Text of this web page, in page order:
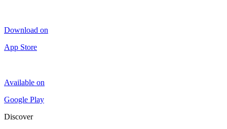
Download on
App Store
Available on
Google Play
Discover